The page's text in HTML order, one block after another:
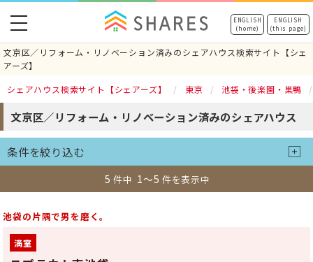
ENGLISH
(home)
ENGLISH
(this page)
文京区／リフォーム・リノベーション済みのシェアハウス検索サイト【シェ
アーズ】
toggle
navigation
シェアハウス検索サイト【シェアーズ】 東京 池袋・後楽園・巣鴨
文京区／リフォーム・リノベーション済みのシェアハウス
条件を絞り込む
5 件中 1～5 件を表示中
池袋の片隅で男を磨く。
満室